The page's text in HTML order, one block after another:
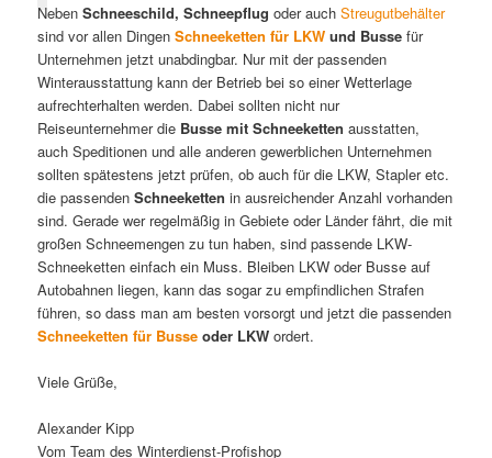
NebenSchneeschild, Schneepflug oder auchStreugutbehälter
sind vor allen Dingen Schneeketten für LKW und Busse für
Unternehmen jetzt unabdingbar. Nur mit der passenden
Winterausstattung kann der Betrieb bei so einer Wetterlage
aufrechterhalten werden. Dabei sollten nicht nur
Reiseunternehmer die Busse mit Schneeketten ausstatten,
auch Speditionen und alle anderen gewerblichen Unternehmen
sollten spätestens jetzt prüfen, ob auch für die LKW, Stapler etc.
die passendenSchneeketten in ausreichender Anzahl vorhanden
sind. Gerade wer regelmäßig in Gebiete oder Länder fährt, die mit
großen Schneemengen zu tun haben, sind passende LKW-
Schneeketten einfach ein Muss. Bleiben LKW oder Busse auf
Autobahnen liegen, kann das sogar zu empfindlichen Strafen
führen, so dass man am besten vorsorgt und jetzt die passenden
Schneeketten für Busse oder LKW ordert.
Viele Grüße,
Alexander Kipp
Vom Team des Winterdienst-Profishop